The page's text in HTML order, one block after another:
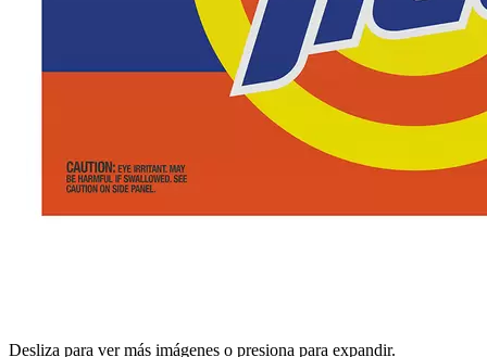
Desliza para ver más imágenes o presiona para expandir.